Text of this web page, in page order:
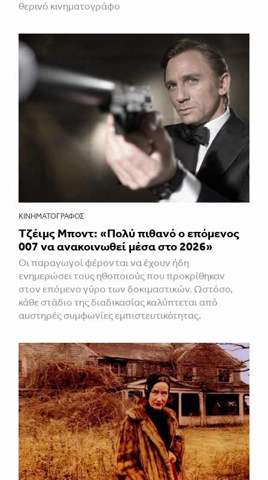
θερινό κινηματογράφο
ΚΙΝΗΜΑΤΟΓΡΆΦΟΣ
Τζέιμς Μποντ: «Πολύ πιθανό ο επόμενος
007 να ανακοινωθεί μέσα στο 2026»
Οι παραγωγοί φέρονται να έχουν ήδη
ενημερώσει τους ηθοποιούς που προκρίθηκαν
στον επόμενο γύρο των δοκιμαστικών. Ωστόσο,
κάθε στάδιο της διαδικασίας καλύπτεται από
αυστηρές συμφωνίες εμπιστευτικότητας.